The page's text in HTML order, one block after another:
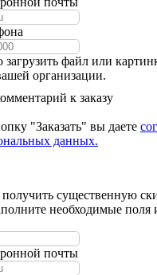
файл или
организации.
к заказу
"Заказать" вы даете
данных.
получить существенную
необходимые поля
почты